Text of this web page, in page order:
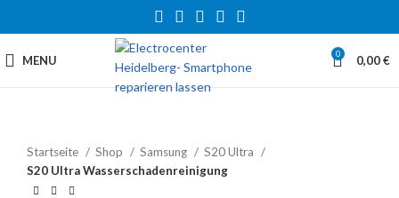
MENU 0 0,00€
Startseite Shop Samsung
S20 Ultra
S20 Ultra Wasserschadenreinigung